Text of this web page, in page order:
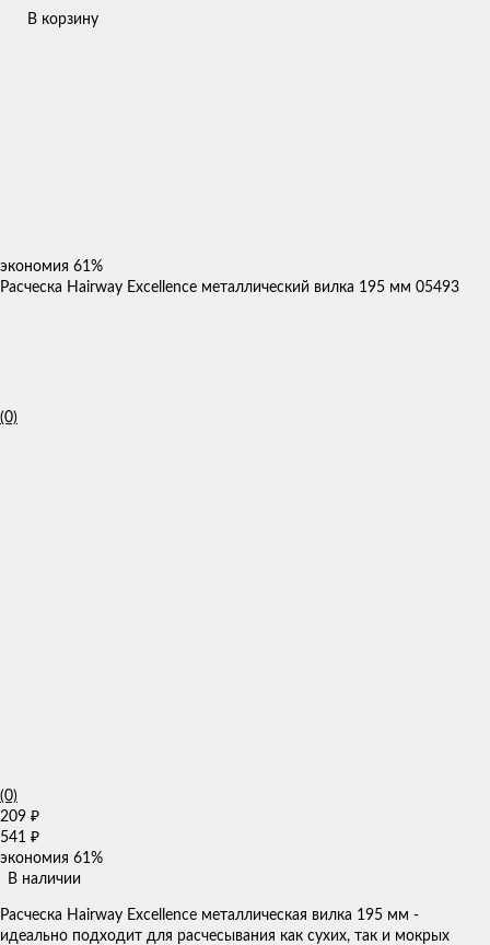
В корзину
экономия 61%
Расческа Hairway Excellence металлический вилка 195 мм 05493
(0)
(0)
209 ₽
541 ₽
экономия 61%
В наличии
Расческа Hairway Excellence металлическая вилка 195 мм -
идеально подходит для расчесывания как сухих, так и мокрых